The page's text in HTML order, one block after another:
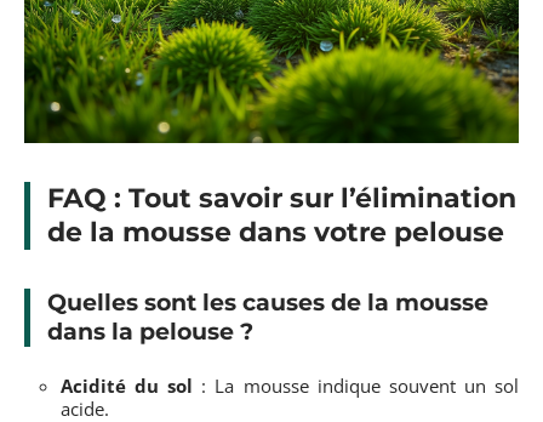
FAQ : Tout savoir sur l’élimination
de la mousse dans votre pelouse
Quelles sont les causes de la mousse
dans la pelouse ?
Acidité du sol : La mousse indique souvent un sol
acide.